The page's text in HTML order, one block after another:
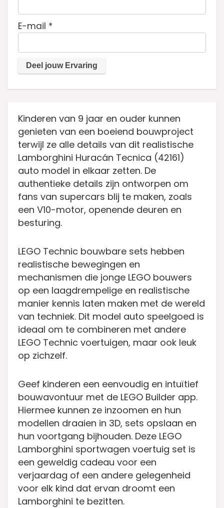
E-mail *
Kinderen van 9 jaar en ouder kunnen
genieten van een boeiend bouwproject
terwijl ze alle details van dit realistische
Lamborghini Huracán Tecnica (42161)
auto model in elkaar zetten. De
authentieke details zijn ontworpen om
fans van supercars blij te maken, zoals
een V10-motor, openende deuren en
besturing.
LEGO Technic bouwbare sets hebben
realistische bewegingen en
mechanismen die jonge LEGO bouwers
op een laagdrempelige en realistische
manier kennis laten maken met de wereld
van techniek. Dit model auto speelgoed is
ideaal om te combineren met andere
LEGO Technic voertuigen, maar ook leuk
op zichzelf.
Geef kinderen een eenvoudig en intuïtief
bouwavontuur met de LEGO Builder app.
Hiermee kunnen ze inzoomen en hun
modellen draaien in 3D, sets opslaan en
hun voortgang bijhouden. Deze LEGO
Lamborghini sportwagen voertuig set is
een geweldig cadeau voor een
verjaardag of een andere gelegenheid
voor elk kind dat ervan droomt een
Lamborghini te bezitten.